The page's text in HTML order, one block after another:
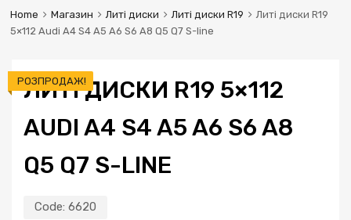
Home Магазин Литі диски Литі диски R19
Литі диски R19
5×112 Audi A4 S4 A5 A6 S6 A8 Q5 Q7 S-line
ЛИТІ ДИСКИ R19 5×112
AUDI A4 S4 A5 A6 S6 A8
Q5 Q7 S-LINE
Code: 6620
РОЗПРОДАЖ!